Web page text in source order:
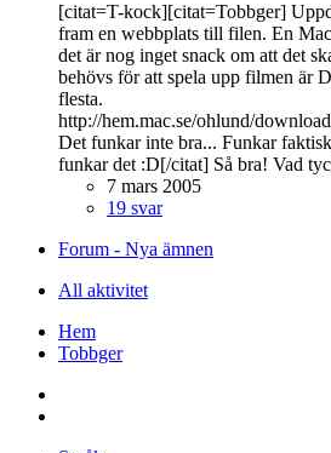
[citat=T-kock][citat=Tobbger]
fram en webbplats till filen. En
det är nog inget snack om att det
behövs för att spela upp filmen är
flesta.
http://hem.mac.se/ohlund/
Det funkar inte bra... Funkar
funkar det :D[/citat] Så bra! Vad
7 mars 2005
19 svar
Forum - Nya ämnen
All aktivitet
Hem
Tobbger